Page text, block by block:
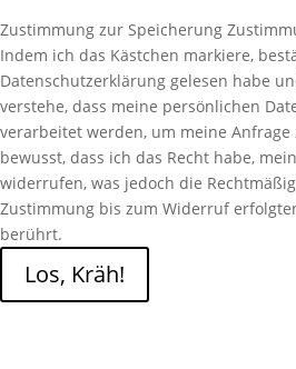
Zustimmung zur Speicherung
Indem ich das Kästchen markiere,
Datenschutzerklärung gelesen habe
verstehe, dass meine persönlichen
verarbeitet werden, um meine
bewusst, dass ich das Recht habe,
widerrufen, was jedoch die
Zustimmung bis zum Widerruf
berührt.
Los, Kräh!